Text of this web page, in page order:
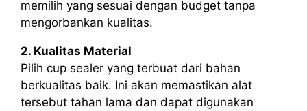
memilih yang sesuai dengan budget tanpa
mengorbankan kualitas.
2. Kualitas Material
Pilih cup sealer yang terbuat dari bahan
berkualitas baik. Ini akan memastikan alat
tersebut tahan lama dan dapat digunakan